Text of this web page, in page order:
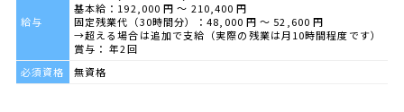
給与
基本給：192,000 円 〜 210,400 円
固定残業代（30時間分）：48,000 円 〜 52,600 円
→超える場合は追加で支給（実際の残業は月10時間程度です）
賞与： 年2回
必須資格
無資格